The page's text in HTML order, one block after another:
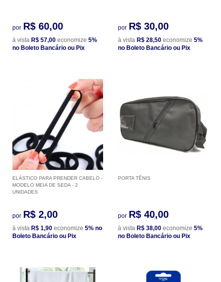
por R$ 60,00
à vista R$ 57,00 economize 5%
no Boleto Bancário ou Pix
por R$ 30,00
à vista R$ 28,50 economize 5%
no Boleto Bancário ou Pix
ELÁSTICO PARA PRENDER CABELO -
MODELO MEIA DE SEDA - 2
UNIDADES
por R$ 2,00
à vista R$ 1,90 economize 5% no
Boleto Bancário ou Pix
PORTA TÊNIS
por R$ 40,00
à vista R$ 38,00 economize 5%
no Boleto Bancário ou Pix